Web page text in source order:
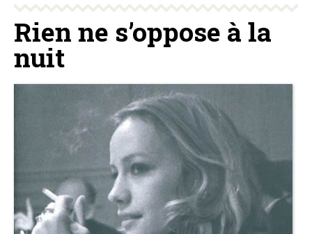
Rien ne s’oppose à la
nuit